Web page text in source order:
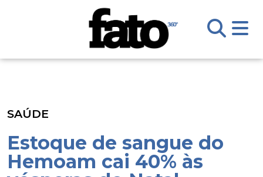
SAÚDE
Estoque de sangue do
Hemoam cai 40% às